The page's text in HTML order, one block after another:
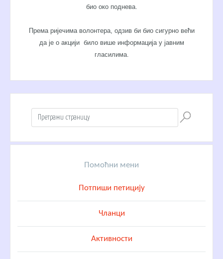
био око поднева.
Према ријечима волонтера, одзив би био сигурно већи
да је о акцији било више информација у јавним
гласилима.
Помоћни мени
Потпиши петицију
Чланци
Активности